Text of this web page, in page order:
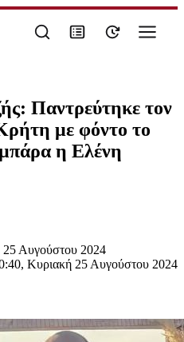
Παντρεύτηκε τον
με φόντο το
η Ελένη
25 Αυγούστου 2024
Κυριακή 25 Αυγούστου 2024